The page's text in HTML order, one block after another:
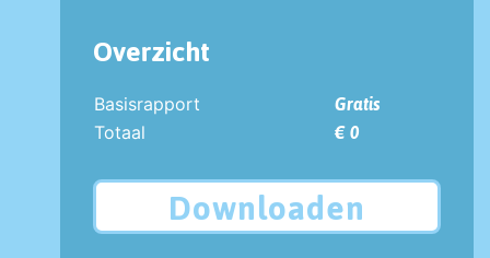
Overzicht
Basisrapport
Gratis
Totaal
€ 0
Downloaden